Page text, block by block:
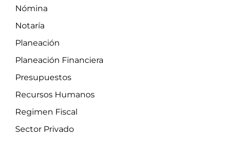
Nómina
Notaría
Planeación
Planeación Financiera
Presupuestos
Recursos Humanos
Regimen Fiscal
Sector Privado